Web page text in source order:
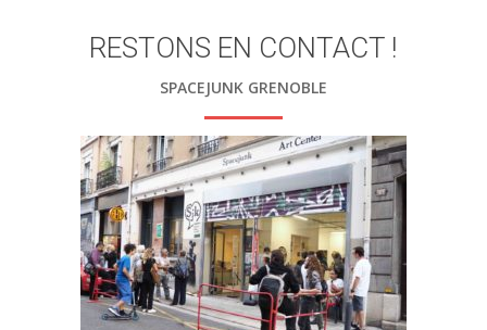
RESTONS EN CONTACT !
SPACEJUNK GRENOBLE